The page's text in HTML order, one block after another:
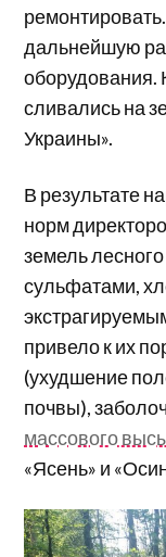
дальнейшую
оборудования.
сливались на
Украины».
В результате
норм
земель
сульфатами,
привело к их
(ухудшение
почвы),
массового
«Ясень» и